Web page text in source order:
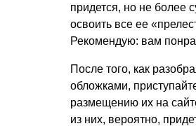
придется, но не более
освоить все ее
Рекомендую: вам
После того, как
обложками,
размещению их на
из них, вероятно,